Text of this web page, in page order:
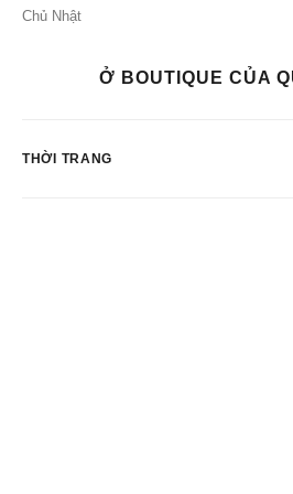
Chủ Nhật
Ở BOUTIQUE CỦA
THỜI TRANG